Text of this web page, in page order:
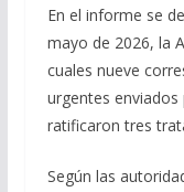
En el informe se
mayo de 2026, la
cuales nueve
urgentes
ratificaron tres
Según las